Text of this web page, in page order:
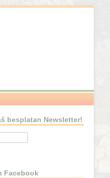
besplatan Newsletter!
Facebook